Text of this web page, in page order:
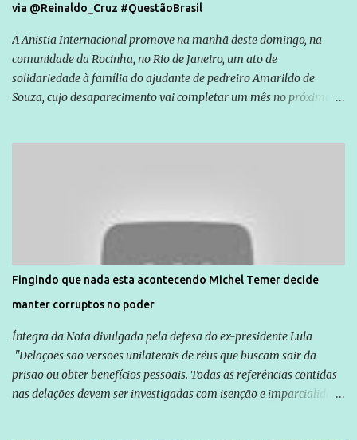
via @Reinaldo_Cruz #QuestãoBrasil
A Anistia Internacional promove na manhã deste domingo, na
comunidade da Rocinha, no Rio de Janeiro, um ato de
solidariedade à família do ajudante de pedreiro Amarildo de
Souza, cujo desaparecimento vai completar um mês no próximo
são vítimas de violência, estão em situação de risco ou têm seus
direitos violados. Leia mais: Anistia Internacional cobra do Brasil
solução do caso Amarildo - Terra Brasil
Fingindo que nada esta acontecendo Michel Temer decide
manter corruptos no poder
Íntegra da Nota divulgada pela defesa do ex-presidente Lula
"Delações são versões unilaterais de réus que buscam sair da
prisão ou obter benefícios pessoais. Todas as referências contidas
nas delações devem ser investigadas com isenção e imparcialidade